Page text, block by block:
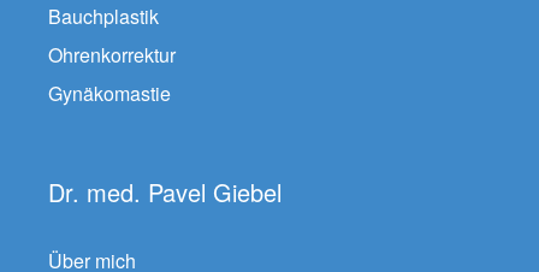
Bauchplastik
Ohrenkorrektur
Gynäkomastie
Dr. med. Pavel Giebel
Über mich